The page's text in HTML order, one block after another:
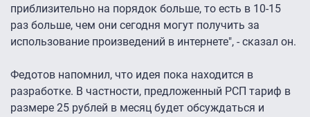
приблизительно на порядок больше, то есть в 10-15
раз больше, чем они сегодня могут получить за
использование произведений в интернете", - сказал он.
Федотов напомнил, что идея пока находится в
разработке. В частности, предложенный РСП тариф в
размере 25 рублей в месяц будет обсуждаться и